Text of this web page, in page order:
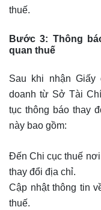
thuế.
Bước 3: Thông
quan thuế
Sau khi nhận Giấy
doanh từ Sở Tài
tục thông báo thay
này bao gồm:
Đến Chi cục thuế
thay đổi địa chỉ.
Cập nhật thông tin
thuế.